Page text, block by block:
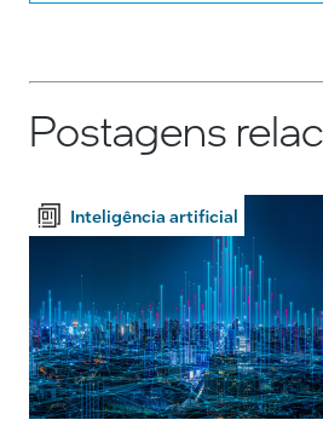
Postagens
Inteligência artificial